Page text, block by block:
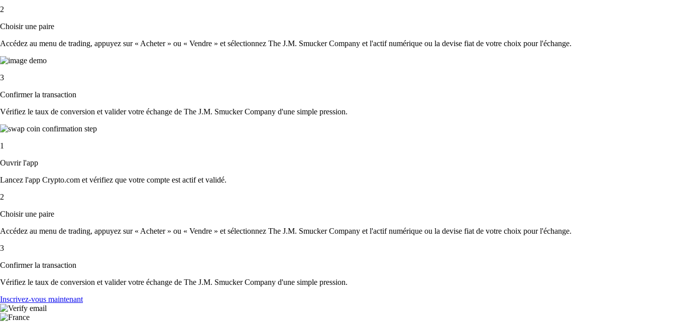
2
Choisir une paire
Accédez au menu de trading, appuyez sur « Acheter » ou « Vendre » et sélectionnez The J.M. Smucker Company et l'actif numérique ou la devise fiat de votre choix pour l'échange.
3
Confirmer la transaction
Vérifiez le taux de conversion et valider votre échange de The J.M. Smucker Company d'une simple pression.
1
Ouvrir l'app
Lancez l'app Crypto.com et vérifiez que votre compte est actif et validé.
2
Choisir une paire
Accédez au menu de trading, appuyez sur « Acheter » ou « Vendre » et sélectionnez The J.M. Smucker Company et l'actif numérique ou la devise fiat de votre choix pour l'échange.
3
Confirmer la transaction
Vérifiez le taux de conversion et valider votre échange de The J.M. Smucker Company d'une simple pression.
Inscrivez-vous maintenant